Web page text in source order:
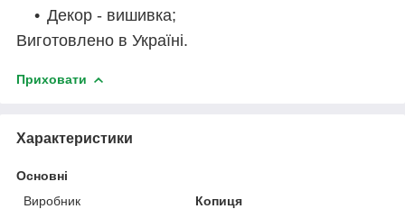
Декор - вишивка;
Виготовлено в Україні.
Приховати
Характеристики
Основні
Виробник
Копиця